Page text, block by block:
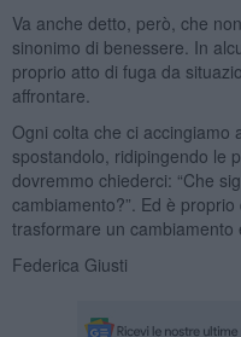
Va anche detto, però, che
sinonimo di benessere. In
proprio atto di fuga da
affrontare.
Ogni colta che ci accingiamo
spostandolo, ridipingendo le
dovremmo chiederci: “Che
cambiamento?”. Ed è
trasformare un
Federica Giusti